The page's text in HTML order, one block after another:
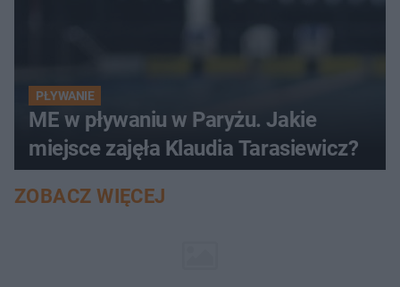
PŁYWANIE
ME w pływaniu w Paryżu. Jakie
miejsce zajęła Klaudia Tarasiewicz?
ZOBACZ WIĘCEJ